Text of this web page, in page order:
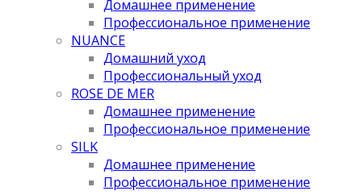
Домашнее применение
Профессиональное применение
NUANCE
Домашний уход
Профессиональный уход
ROSE DE MER
Домашнее применение
Профессиональное применение
SILK
Домашнее применение
Профессиональное применение